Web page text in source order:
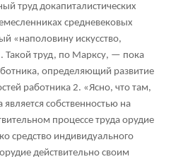
труд докапиталистических
средневековых
«наполовину искусство,
. Такой труд, по Марксу, — пока
определяющий развитие
работника 2. «Ясно, что там,
собственностью на
процессе труда орудие
средство индивидуального
действительно своим